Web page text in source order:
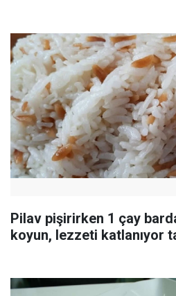
Pilav pişirirken 1 çay
koyun, lezzeti katlanıyor